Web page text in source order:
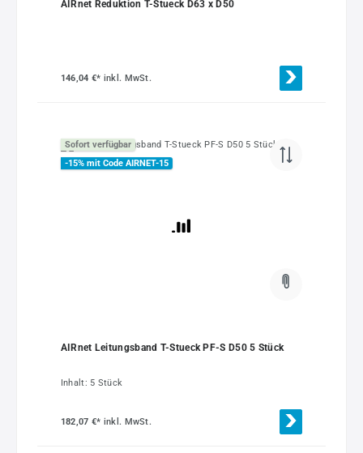
AIRnet Reduktion T-Stueck D63 x D50
146,04 €* inkl. MwSt.
Sofort verfügbar
-15% mit Code AIRNET-15
AIRnet Leitungsband T-Stueck PF-S D50 5 Stück
Inhalt: 5 Stück
182,07 €* inkl. MwSt.